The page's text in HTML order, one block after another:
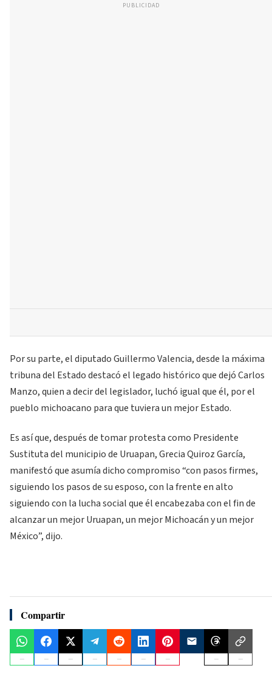
PUBLICIDAD
Por su parte, el diputado Guillermo Valencia, desde la máxima
tribuna del Estado destacó el legado histórico que dejó Carlos
Manzo, quien a decir del legislador, luchó igual que él, por el
pueblo michoacano para que tuviera un mejor Estado.
Es así que, después de tomar protesta como Presidente
Sustituta del municipio de Uruapan, Grecia Quiroz García,
manifestó que asumía dicho compromiso “con pasos firmes,
siguiendo los pasos de su esposo, con la frente en alto
siguiendo con la lucha social que él encabezaba con el fin de
alcanzar un mejor Uruapan, un mejor Michoacán y un mejor
México”, dijo.
Compartir